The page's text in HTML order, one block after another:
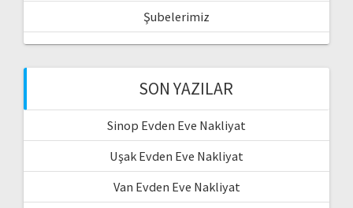
Şubelerimiz
SON YAZILAR
Sinop Evden Eve Nakliyat
Uşak Evden Eve Nakliyat
Van Evden Eve Nakliyat